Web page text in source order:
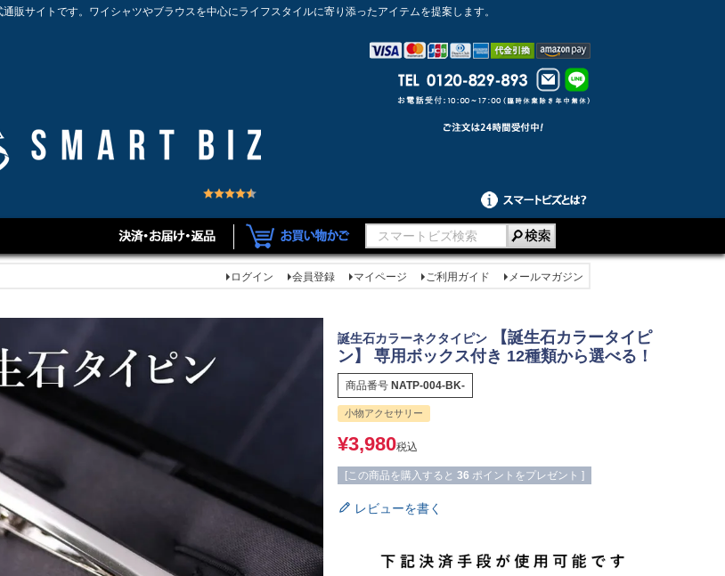
販サイトです。ワイシャツやブラウスを中心にライフスタイルに寄り添ったアイテムを提案します。
ログイン 会員登録 マイページ ご利用ガイド メールマガジン
誕生石カラーネクタイピン
【誕生石カラータイピ
ン】 専用ボックス付き 12種類から選べる！
商品番号 NATP-004-BK-
小物アクセサリー
¥3,980税込
[この商品を購入すると 36 ポイントをプレゼント ]
レビューを書く